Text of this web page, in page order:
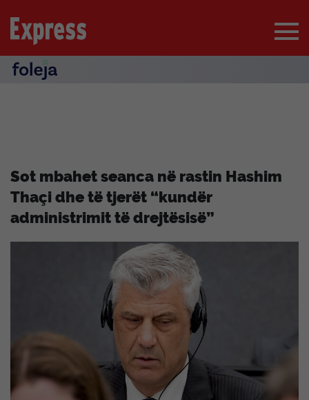
Sot mbahet seanca në rastin Hashim
Thaçi dhe të tjerët “kundër
administrimit të drejtësisë”